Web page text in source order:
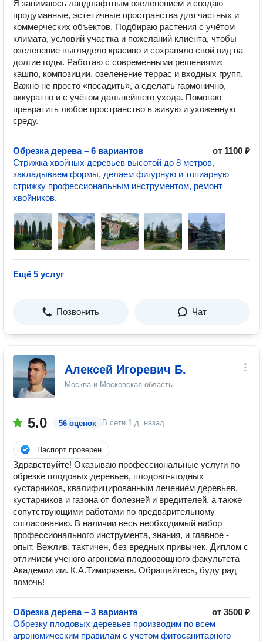
Я занимаюсь ландшафтным озеленением и создаю
продуманные, эстетичные пространства для частных и
коммерческих объектов. Подбираю растения с учётом
климата, условий участка и пожеланий клиента, чтобы
озеленение выглядело красиво и сохраняло свой вид на
долгие годы. Работаю с современными решениями:
кашпо, композиции, озеленение террас и входных групп.
Важно не просто «посадить», а сделать гармонично,
аккуратно и с учётом дальнейшего ухода. Помогаю
превратить любое пространство в живую и ухоженную
среду.
Обрезка дерева – 6 вариантов
от 1100 ₽
Стрижка хвойных деревьев высотой до 8 метров,
закладываем формы, делаем фигурную и топиарную
стрижку профессиональным инструментом, ремонт
хвойников.
Ещё 5 услуг
Позвонить Чат
Алексей Игоревич Б.
Москва и Московская область
5.0 56 оценок В сети 1 д. назад
Паспорт проверен
Здравствуйте! Оказываю профессиональные услуги по
обрезке плодовых деревьев, плодово-ягодных
кустарников, квалифицированным лечением деревьев,
кустарников и газона от болезней и вредителей, а также
сопутствующими работами по предварительному
согласованию. В наличии весь необходимый набор
профессионального инструмента, знания, и главное -
опыт. Вежлив, тактичен, без вредных привычек. Диплом с
отличием ученого агронома плодоовощного факультета
Академии им. К.А.Тимирязева. Обращайтесь, буду рад
помочь!
Обрезка дерева – 3 варианта
от 3500 ₽
Обрезку плодовых деревьев производим по всем
агрономическим правилам с учетом фитосанитарного